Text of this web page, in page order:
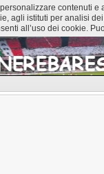
contenuti
agli istituti per analisi
all’uso dei cookie.